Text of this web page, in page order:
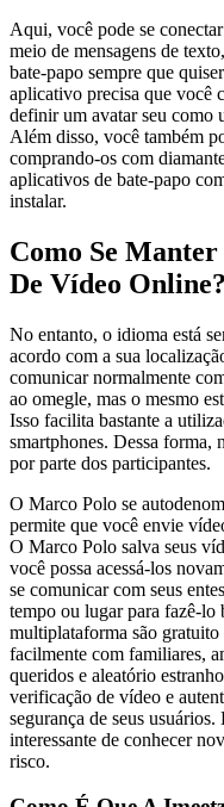
Aqui, você pode se
meio de mensagens de
bate-papo sempre que
aplicativo precisa que você
definir um avatar seu como
Além disso, você também
comprando-os com
aplicativos de bate-papo
instalar.
Como Se
De Vídeo Online?
No entanto, o idioma está
acordo com a sua
comunicar normalmente
ao omegle, mas o mesmo
Isso facilita bastante a
smartphones. Dessa forma,
por parte dos participantes.
O Marco Polo se
permite que você envie
O Marco Polo salva seus
você possa acessá-los
se comunicar com seus
tempo ou lugar para fazê-lo
multiplataforma são
facilmente com familiares,
queridos e aleatório
verificação de vídeo e
segurança de seus
interessante de conhecer
risco.